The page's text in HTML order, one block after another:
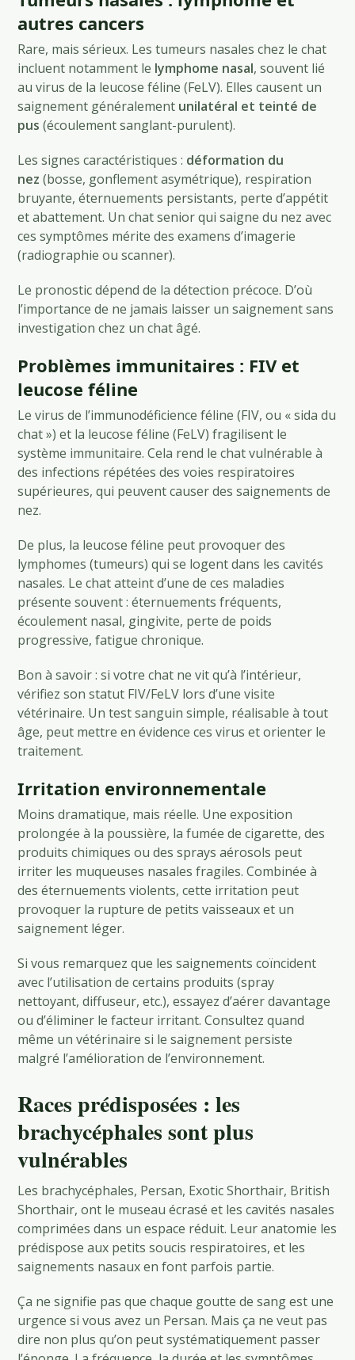
autres cancers
Rare, mais sérieux. Les tumeurs nasales chez le chat
incluent notamment le lymphome nasal, souvent lié
au virus de la leucose féline (FeLV). Elles causent un
saignement généralement unilatéral et teinté de
pus (écoulement sanglant-purulent).
Les signes caractéristiques : déformation du
nez (bosse, gonflement asymétrique), respiration
bruyante, éternuements persistants, perte d’appétit
et abattement. Un chat senior qui saigne du nez avec
ces symptômes mérite des examens d’imagerie
(radiographie ou scanner).
Le pronostic dépend de la détection précoce. D’où
l’importance de ne jamais laisser un saignement sans
investigation chez un chat âgé.
Problèmes immunitaires : FIV et
leucose féline
Le virus de l’immunodéficience féline (FIV, ou « sida du
chat ») et la leucose féline (FeLV) fragilisent le
système immunitaire. Cela rend le chat vulnérable à
des infections répétées des voies respiratoires
supérieures, qui peuvent causer des saignements de
nez.
De plus, la leucose féline peut provoquer des
lymphomes (tumeurs) qui se logent dans les cavités
nasales. Le chat atteint d’une de ces maladies
présente souvent : éternuements fréquents,
écoulement nasal, gingivite, perte de poids
progressive, fatigue chronique.
Bon à savoir : si votre chat ne vit qu’à l’intérieur,
vérifiez son statut FIV/FeLV lors d’une visite
vétérinaire. Un test sanguin simple, réalisable à tout
âge, peut mettre en évidence ces virus et orienter le
traitement.
Irritation environnementale
Moins dramatique, mais réelle. Une exposition
prolongée à la poussière, la fumée de cigarette, des
produits chimiques ou des sprays aérosols peut
irriter les muqueuses nasales fragiles. Combinée à
des éternuements violents, cette irritation peut
provoquer la rupture de petits vaisseaux et un
saignement léger.
Si vous remarquez que les saignements coïncident
avec l’utilisation de certains produits (spray
nettoyant, diffuseur, etc.), essayez d’aérer davantage
ou d’éliminer le facteur irritant. Consultez quand
même un vétérinaire si le saignement persiste
malgré l’amélioration de l’environnement.
Races prédisposées : les
brachycéphales sont plus
vulnérables
Les brachycéphales, Persan, Exotic Shorthair, British
Shorthair, ont le museau écrasé et les cavités nasales
comprimées dans un espace réduit. Leur anatomie les
prédispose aux petits soucis respiratoires, et les
saignements nasaux en font parfois partie.
Ça ne signifie pas que chaque goutte de sang est une
urgence si vous avez un Persan. Mais ça ne veut pas
dire non plus qu’on peut systématiquement passer